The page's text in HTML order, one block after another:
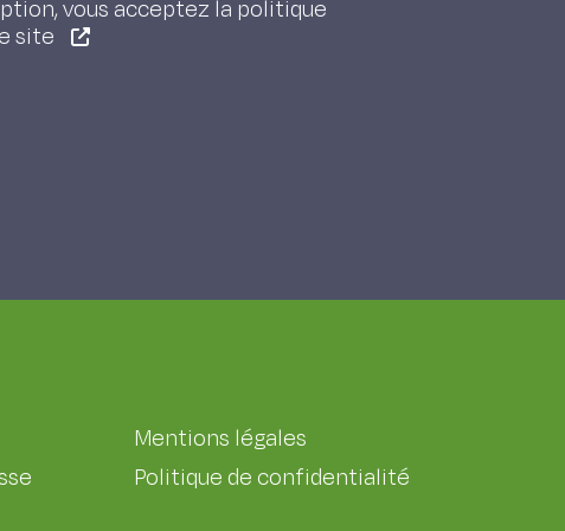
vous acceptez la politique
site
Mentions légales
Politique de confidentialité